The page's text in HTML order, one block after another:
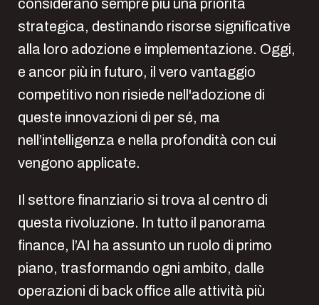
considerano sempre più una priorità
strategica, destinando risorse significative
alla loro adozione e implementazione. Oggi,
e ancor più in futuro, il vero vantaggio
competitivo non risiede nell'adozione di
queste innovazioni di per sé, ma
nell’intelligenza e nella profondità con cui
vengono applicate.
Il settore finanziario si trova al centro di
questa rivoluzione. In tutto il panorama
finance, l’AI ha assunto un ruolo di primo
piano, trasformando ogni ambito, dalle
operazioni di back office alle attività più